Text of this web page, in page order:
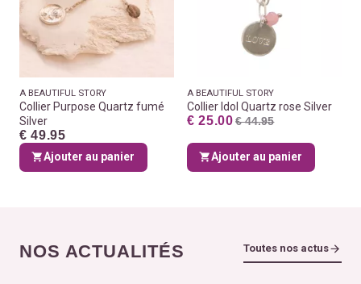
A BEAUTIFUL STORY
Collier Purpose Quartz fumé
Silver
€ 49.95
Ajouter au panier
A BEAUTIFUL STORY
Collier Idol Quartz rose Silver
€ 25.00 € 44.95
Ajouter au panier
NOS ACTUALITÉS Toutes nos actus